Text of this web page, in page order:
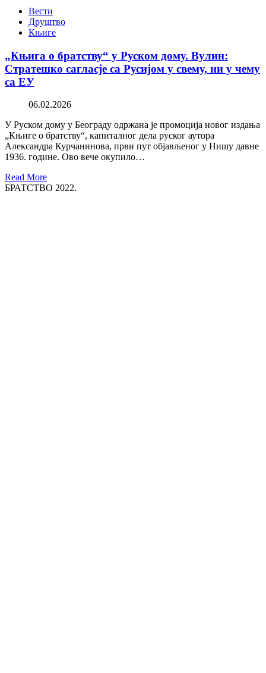
Вести
Друштво
Књиге
„Књига о братству“ у Руском дому. Вулин:
Стратешко сагласје са Русијом у свему, ни у чему
са ЕУ
06.02.2026
У Руском дому у Београду одржана је промоција новог издања
„Књиге о братству“, капиталног дела руског аутора
Александра Курчанинова, први пут објављеног у Нишу давне
1936. године. Ово вече окупило…
Read More
БРАТСТВО 2022.